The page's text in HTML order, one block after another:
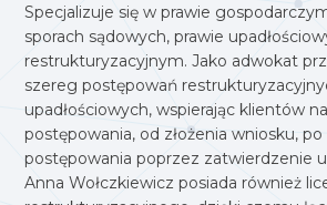
Specjalizuje się w prawie
sporach sądowych, prawie
restrukturyzacyjnym. Jako adwokat
szereg postępowań
upadłościowych, wspierając klientów
postępowania, od złożenia wniosku,
postępowania poprzez zatwierdzenie
Anna Wołczkiewicz posiada również